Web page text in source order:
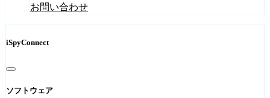
お問い合わせ
iSpyConnect
ソフトウェア